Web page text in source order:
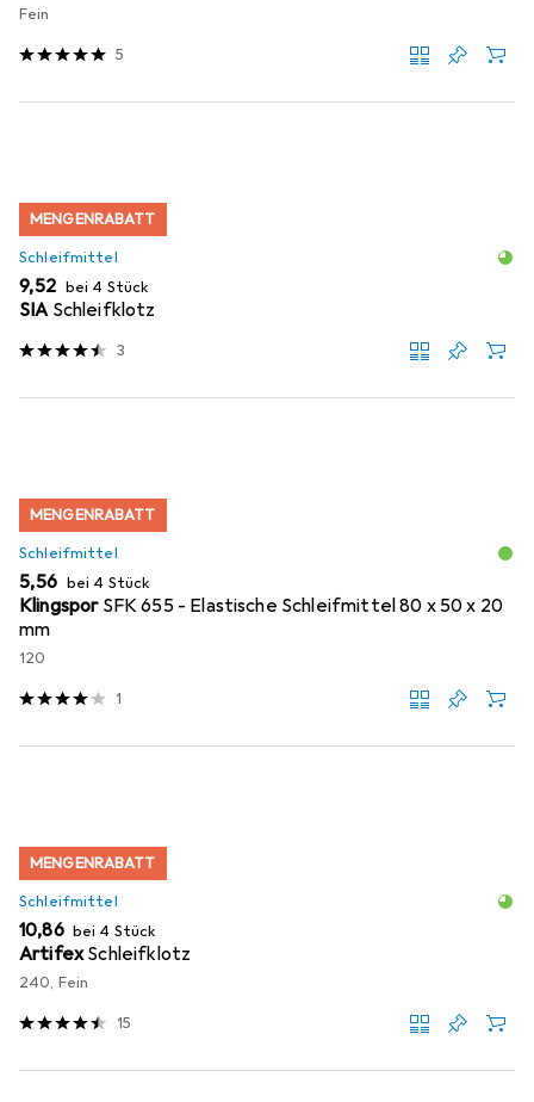
Fein
5
MENGENRABATT
Schleifmittel
EUR
9,52 bei 4 Stück
SIA Schleifklotz
3
MENGENRABATT
Schleifmittel
EUR
5,56 bei 4 Stück
Klingspor SFK 655 - Elastische Schleifmittel 80 x 50 x 20
mm
120
1
MENGENRABATT
Schleifmittel
EUR
10,86 bei 4 Stück
ArtifexSchleifklotz
240, Fein
15